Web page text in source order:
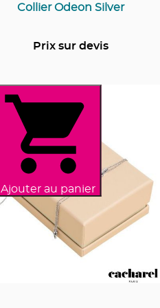
Collier Odeon Silver
Prix sur devis
Ajouter au panier